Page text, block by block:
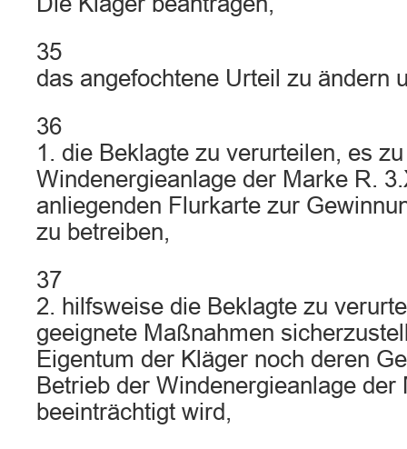
35
das angefochtene Urteil zu ändern
36
1. die Beklagte zu verurteilen, es
Windenergieanlage der Marke R.
anliegenden Flurkarte zur
zu betreiben,
37
2. hilfsweise die Beklagte zu
geeignete Maßnahmen
Eigentum der Kläger noch deren
Betrieb der Windenergieanlage
beeinträchtigt wird,